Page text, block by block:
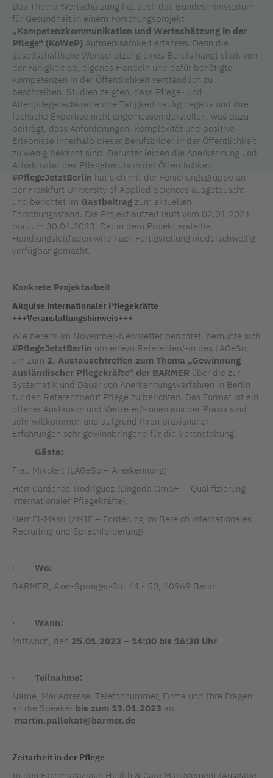
Das Thema Wertschätzung hat auch das Bundesministerium
für Gesundheit in einem Forschungsprojekt
„Kompetenzkommunikation und Wertschätzung in der
Pflege“ (KoWeP) Aufmerksamkeit erfahren. Denn die
gesellschaftliche Wertschätzung eines Berufs hängt stark von
der Fähigkeit ab, eigenes Handeln und dafür benötigte
Kompetenzen in der Öffentlichkeit verständlich zu
beschreiben. Studien zeigten, dass Pflege- und
Altenpflegefachkräfte ihre Tätigkeit häufig negativ und ihre
fachliche Expertise nicht angemessen darstellen, was dazu
beiträgt, dass Anforderungen, Komplexität und positive
Erlebnisse innerhalb dieser Berufsbilder in der Öffentlichkeit
zu wenig bekannt sind. Darunter leiden die Anerkennung und
Attraktivität des Pflegeberufs in der Öffentlichkeit.
#PflegeJetztBerlin hat sich mit der Forschungsgruppe an
der Frankfurt University of Applied Sciences ausgetauscht
und berichtet im Gastbeitrag zum aktuellen
Forschungsstand. Die Projektlaufzeit läuft vom 02.01.2021
bis zum 30.04.2023. Der in dem Projekt erstellte
Handlungsleitfaden wird nach Fertigstellung niederschwellig
verfügbar gemacht.
Konkrete Projektarbeit
Akquise internationaler Pflegekräfte
+++Veranstaltungshinweis+++
Wie bereits im November-Newsletter berichtet, bemühte sich
#PflegeJetztBerlin um eine/n Referenten/-in des LAGeSo,
um zum 2. Austauschtreffen zum Thema „Gewinnung
ausländischer Pflegekräfte“ der BARMER über die zur
Systematik und Dauer von Anerkennungsverfahren in Berlin
für den Referenzberuf Pflege zu berichten. Das Format ist ein
offener Austausch und Vertreter/-innen aus der Praxis sind
sehr willkommen und aufgrund ihren praxisnahen
Erfahrungen sehr gewinnbringend für die Veranstaltung.
· Gäste:
Frau Mikoleit (LAGeSo – Anerkennung),
Herr Cardenas-Rodriguez (Lingoda GmbH – Qualifizierung
internationaler Pflegekräfte),
Herr El-Masri (AMIF – Förderung im Bereich internationales
Recruiting und Sprachförderung)
· Wo:
BARMER, Axel-Springer-Str. 44 - 50, 10969 Berlin
· Wann:
Mittwoch, den 25.01.2023 – 14:00 bis 16:30 Uhr
· Teilnahme:
Name, Mailadresse, Telefonnummer, Firma und Ihre Fragen
an die Speaker bis zum 13.01.2023 an:
martin.pallokat@barmer.de
Zeitarbeit in der Pflege
In den Fachmagazinen Health & Care Management (Ausgabe